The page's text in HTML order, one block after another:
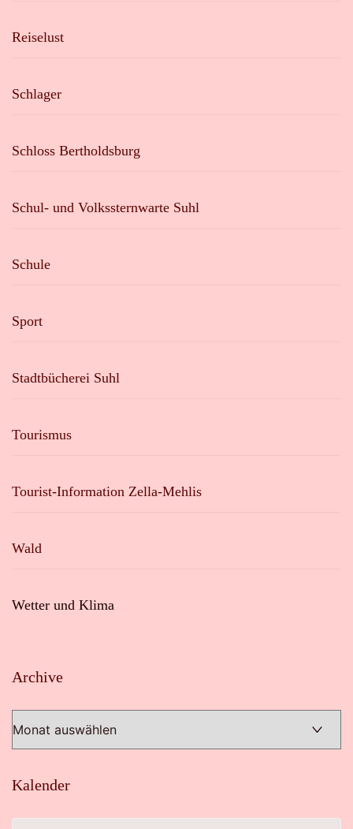
Reiselust
Schlager
Schloss Bertholdsburg
Schul- und Volkssternwarte Suhl
Schule
Sport
Stadtbücherei Suhl
Tourismus
Tourist-Information Zella-Mehlis
Wald
Wetter und Klima
Archive
Kalender